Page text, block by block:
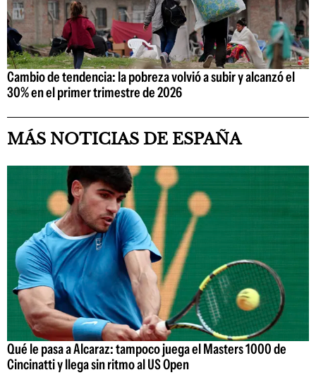
Cambio de tendencia: la pobreza volvió a subir y alcanzó el
30% en el primer trimestre de 2026
MÁS NOTICIAS DE ESPAÑA
Qué le pasa a Alcaraz: tampoco juega el Masters 1000 de
Cincinatti y llega sin ritmo al US Open